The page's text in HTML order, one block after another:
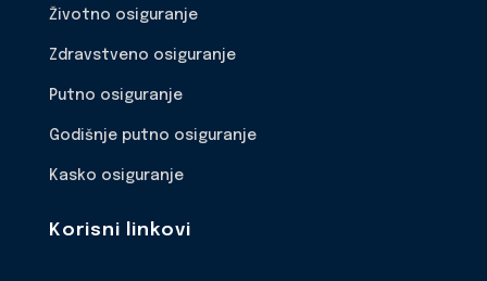
Životno osiguranje
Zdravstveno osiguranje
Putno osiguranje
Godišnje putno osiguranje
Kasko osiguranje
Korisni linkovi